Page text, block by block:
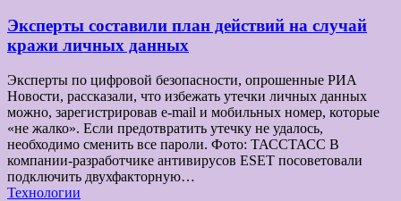
Эксперты составили план действий на случай
кражи личных данных
Эксперты по цифровой безопасности, опрошенные РИА
Новости, рассказали, что избежать утечки личных данных
можно, зарегистрировав e-mail и мобильных номер, которые
«не жалко». Если предотвратить утечку не удалось,
необходимо сменить все пароли. Фото: ТАССТАСС В
компании-разработчике антивирусов ESET посоветовали
подключить двухфакторную…
Технологии